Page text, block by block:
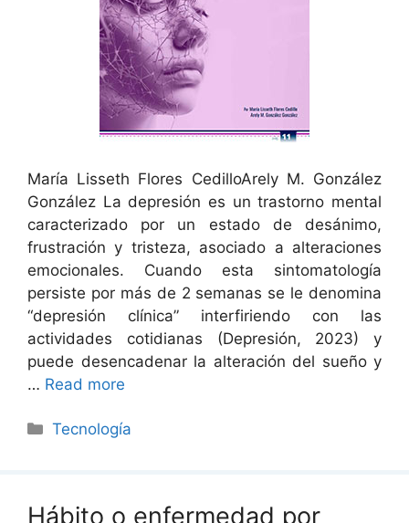
María Lisseth Flores CedilloArely M. González
González La depresión es un trastorno mental
caracterizado por un estado de desánimo,
frustración y tristeza, asociado a alteraciones
emocionales. Cuando esta sintomatología
persiste por más de 2 semanas se le denomina
“depresión clínica” interfiriendo con las
actividades cotidianas (Depresión, 2023) y
puede desencadenar la alteración del sueño y
… Read more
Categorías
Tecnología
Hábito o enfermedad por